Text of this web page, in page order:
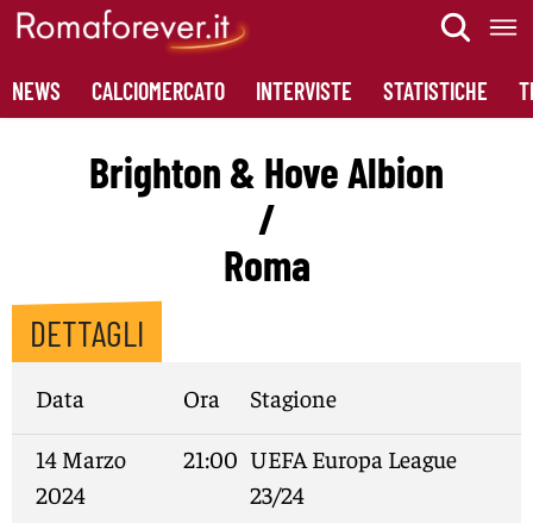
Skip
content
NEWS CALCIOMERCATO INTERVISTE STATISTICHE
Brighton & Hove Albion
/
Roma
DETTAGLI
Data Ora Stagione
14 Marzo
2024
21:00 UEFA Europa League
23/24